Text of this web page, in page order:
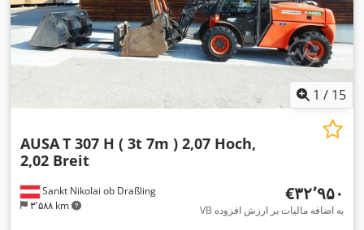
1 / 15
Sankt Nikolai ob Draßling
۳٬۵۸۸ km
AUSAT 307 H ( 3t 7m ) 2,07 Hoch,
2,02 Breit
‎€۳۲٬۹۵۰
VB به اضافه مالیات بر ارزش افزوده